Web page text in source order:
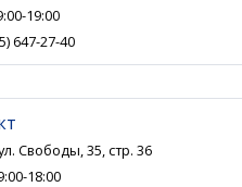
19:00
647-27-40
Свободы, 35, стр. 36
18:00